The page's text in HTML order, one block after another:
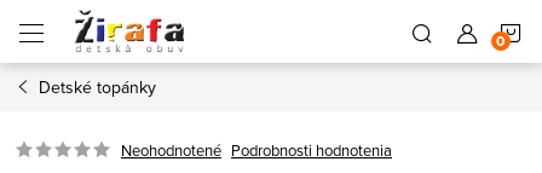
obsah
Detské topánky
Neohodnotené Podrobnosti hodnotenia